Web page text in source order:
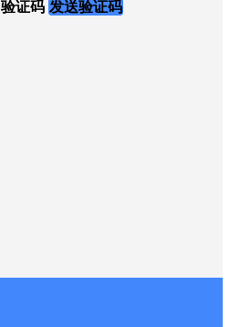
验证码 发送验证码